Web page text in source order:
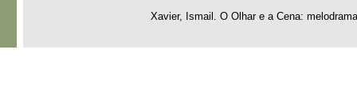
Xavier, Ismail. O Olhar e a Cena: